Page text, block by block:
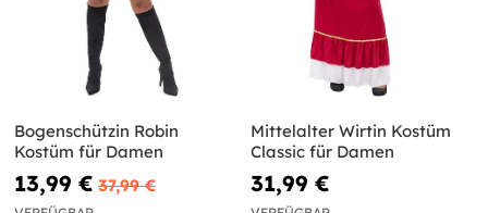
Bogenschützin Robin
Kostüm für Damen
13,99 € 37,99 €
Mittelalter Wirtin Kostüm
Classic für Damen
31,99 €